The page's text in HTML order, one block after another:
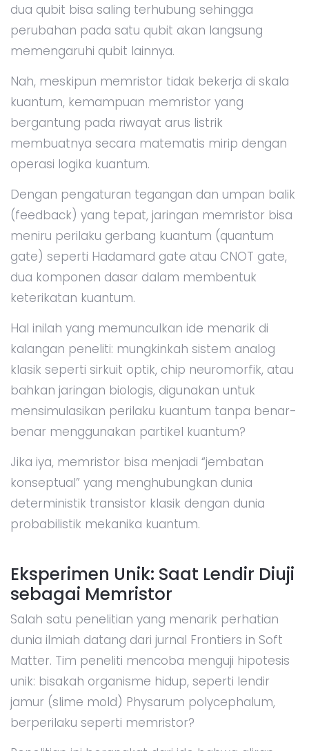
dua qubit bisa saling terhubung sehingga
perubahan pada satu qubit akan langsung
memengaruhi qubit lainnya.
Nah, meskipun memristor tidak bekerja di skala
kuantum, kemampuan memristor yang
bergantung pada riwayat arus listrik
membuatnya secara matematis mirip dengan
operasi logika kuantum.
Dengan pengaturan tegangan dan umpan balik
(feedback) yang tepat, jaringan memristor bisa
meniru perilaku gerbang kuantum (quantum
gate) seperti Hadamard gate atau CNOT gate,
dua komponen dasar dalam membentuk
keterikatan kuantum.
Hal inilah yang memunculkan ide menarik di
kalangan peneliti: mungkinkah sistem analog
klasik seperti sirkuit optik, chip neuromorfik, atau
bahkan jaringan biologis, digunakan untuk
mensimulasikan perilaku kuantum tanpa benar-
benar menggunakan partikel kuantum?
Jika iya, memristor bisa menjadi “jembatan
konseptual” yang menghubungkan dunia
deterministik transistor klasik dengan dunia
probabilistik mekanika kuantum.
Eksperimen Unik: Saat Lendir Diuji
sebagai Memristor
Salah satu penelitian yang menarik perhatian
dunia ilmiah datang dari jurnal Frontiers in Soft
Matter. Tim peneliti mencoba menguji hipotesis
unik: bisakah organisme hidup, seperti lendir
jamur (slime mold) Physarum polycephalum,
berperilaku seperti memristor?